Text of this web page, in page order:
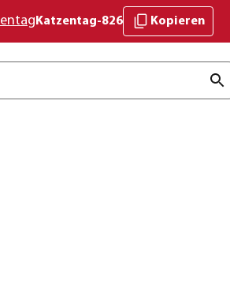
Katzentag-826 Kopieren